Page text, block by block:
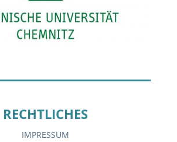
RECHTLICHES
IMPRESSUM